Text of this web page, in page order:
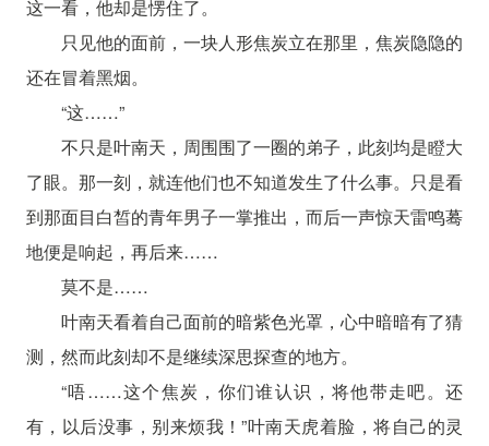
这一看，他却是愣住了。
只见他的面前，一块人形焦炭立在那里，焦炭隐隐的
还在冒着黑烟。
“这……”
不只是叶南天，周围围了一圈的弟子，此刻均是瞪大
了眼。那一刻，就连他们也不知道发生了什么事。只是看
到那面目白皙的青年男子一掌推出，而后一声惊天雷鸣蓦
地便是响起，再后来……
莫不是……
叶南天看着自己面前的暗紫色光罩，心中暗暗有了猜
测，然而此刻却不是继续深思探查的地方。
“唔……这个焦炭，你们谁认识，将他带走吧。还
有，以后没事，别来烦我！”叶南天虎着脸，将自己的灵